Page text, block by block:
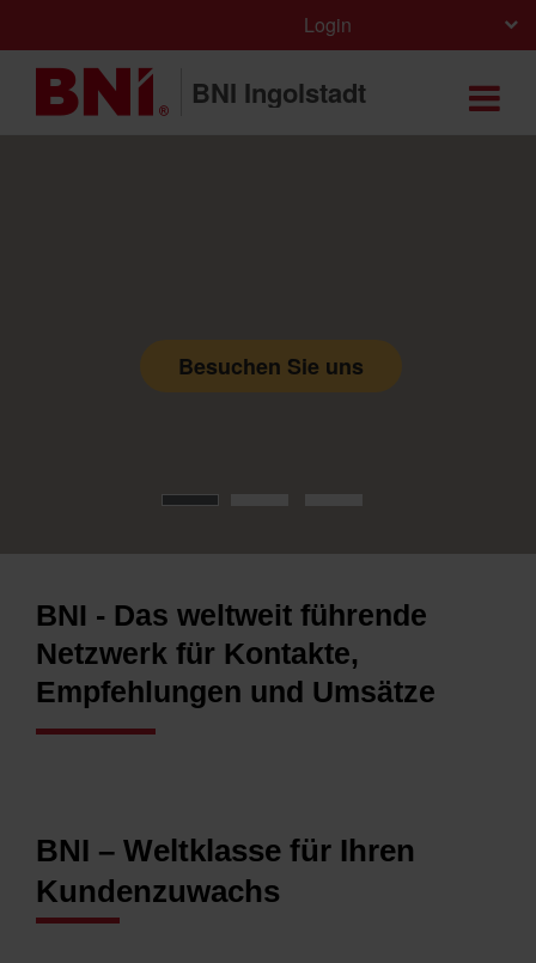
Login
BNI Ingolstadt
Besuchen Sie uns
BNI - Das weltweit führende
Netzwerk für Kontakte,
Empfehlungen und Umsätze
BNI – Weltklasse für Ihren
Kundenzuwachs